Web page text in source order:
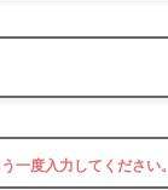
一度入力してください。